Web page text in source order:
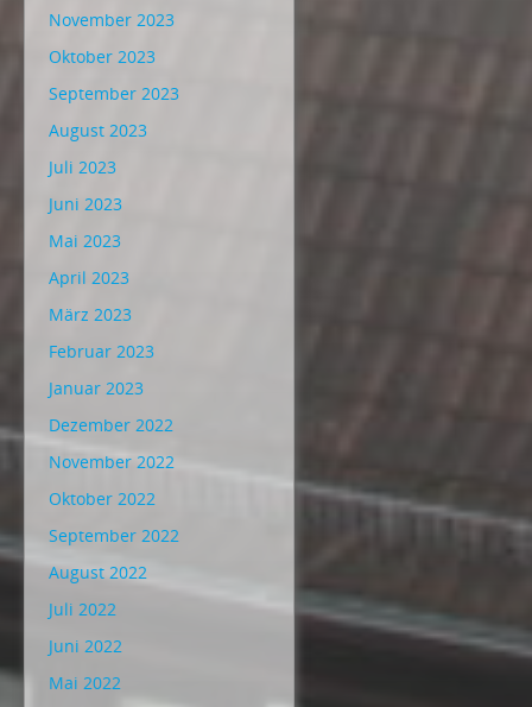
November 2023
Oktober 2023
September 2023
August 2023
Juli 2023
Juni 2023
Mai 2023
April 2023
März 2023
Februar 2023
Januar 2023
Dezember 2022
November 2022
Oktober 2022
September 2022
August 2022
Juli 2022
Juni 2022
Mai 2022